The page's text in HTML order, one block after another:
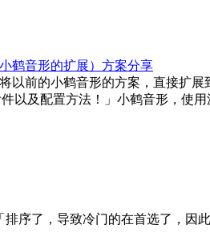
鹤音形的扩展）方案分享
以前的小鹤音形的方案，直接扩
以及配置方法！」小鹤音形，使
序了，导致冷门的在首选了，